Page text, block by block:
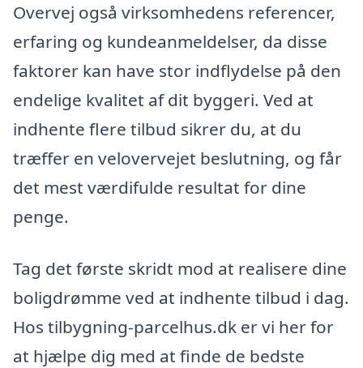
Overvej også virksomhedens referencer,
erfaring og kundeanmeldelser, da disse
faktorer kan have stor indflydelse på den
endelige kvalitet af dit byggeri. Ved at
indhente flere tilbud sikrer du, at du
træffer en velovervejet beslutning, og får
det mest værdifulde resultat for dine
penge.
Tag det første skridt mod at realisere dine
boligdrømme ved at indhente tilbud i dag.
Hos tilbygning-parcelhus.dk er vi her for
at hjælpe dig med at finde de bedste